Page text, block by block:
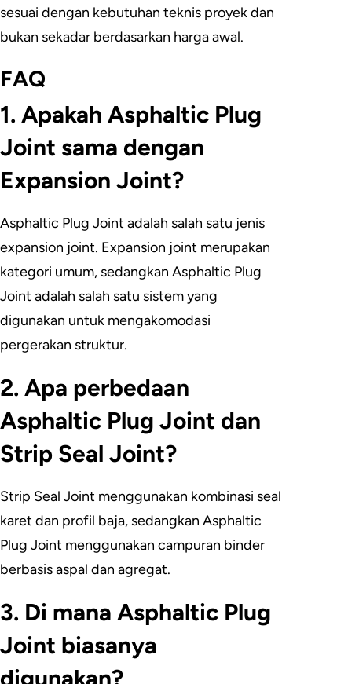
sesuai dengan kebutuhan teknis proyek dan
bukan sekadar berdasarkan harga awal.
FAQ
1. Apakah Asphaltic Plug
Joint sama dengan
Expansion Joint?
Asphaltic Plug Joint adalah salah satu jenis
expansion joint. Expansion joint merupakan
kategori umum, sedangkan Asphaltic Plug
Joint adalah salah satu sistem yang
digunakan untuk mengakomodasi
pergerakan struktur.
2. Apa perbedaan
Asphaltic Plug Joint dan
Strip Seal Joint?
Strip Seal Joint menggunakan kombinasi seal
karet dan profil baja, sedangkan Asphaltic
Plug Joint menggunakan campuran binder
berbasis aspal dan agregat.
3. Di mana Asphaltic Plug
Joint biasanya
digunakan?